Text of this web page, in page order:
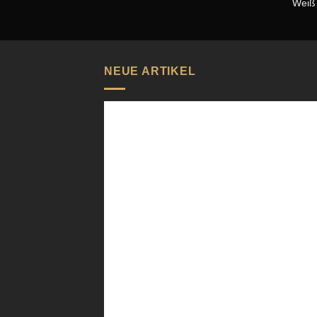
Weiß
NEUE ARTIKEL